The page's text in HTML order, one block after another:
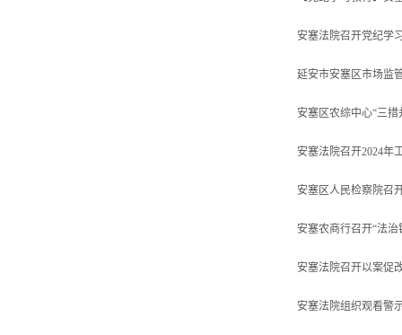
安塞法院召开党纪学
延安市安塞区市场监
安塞区农综中心“三
安塞法院召开2024年
安塞区人民检察院召
安塞农商行召开“法
安塞法院召开以案促
安塞法院组织观看警